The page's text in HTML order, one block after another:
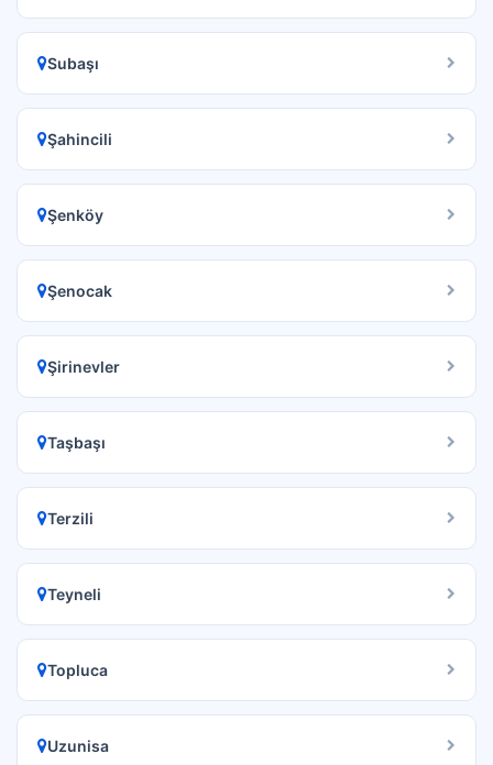
Subaşı
Şahincili
Şenköy
Şenocak
Şirinevler
Taşbaşı
Terzili
Teyneli
Topluca
Uzunisa